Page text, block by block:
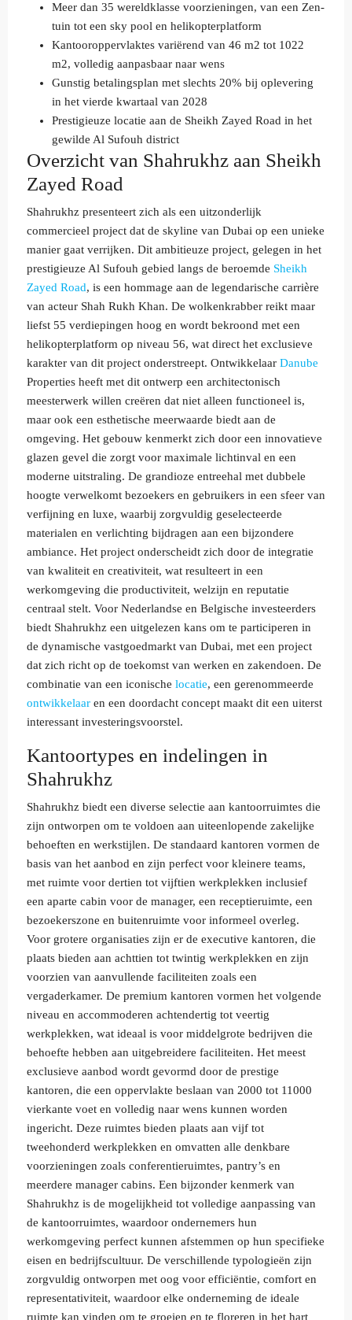
Meer dan 35 wereldklasse voorzieningen, van een Zen-
tuin tot een sky pool en helikopterplatform
Kantooroppervlaktes variërend van 46 m2 tot 1022
m2, volledig aanpasbaar naar wens
Gunstig betalingsplan met slechts 20% bij oplevering
in het vierde kwartaal van 2028
Prestigieuze locatie aan de Sheikh Zayed Road in het
gewilde Al Sufouh district
Overzicht van Shahrukhz aan Sheikh
Zayed Road
Shahrukhz presenteert zich als een uitzonderlijk
commercieel project dat de skyline van Dubai op een unieke
manier gaat verrijken. Dit ambitieuze project, gelegen in het
prestigieuze Al Sufouh gebied langs de beroemde Sheikh
Zayed Road, is een hommage aan de legendarische carrière
van acteur Shah Rukh Khan. De wolkenkrabber reikt maar
liefst 55 verdiepingen hoog en wordt bekroond met een
helikopterplatform op niveau 56, wat direct het exclusieve
karakter van dit project onderstreept. Ontwikkelaar Danube
Properties heeft met dit ontwerp een architectonisch
meesterwerk willen creëren dat niet alleen functioneel is,
maar ook een esthetische meerwaarde biedt aan de
omgeving. Het gebouw kenmerkt zich door een innovatieve
glazen gevel die zorgt voor maximale lichtinval en een
moderne uitstraling. De grandioze entreehal met dubbele
hoogte verwelkomt bezoekers en gebruikers in een sfeer van
verfijning en luxe, waarbij zorgvuldig geselecteerde
materialen en verlichting bijdragen aan een bijzondere
ambiance. Het project onderscheidt zich door de integratie
van kwaliteit en creativiteit, wat resulteert in een
werkomgeving die productiviteit, welzijn en reputatie
centraal stelt. Voor Nederlandse en Belgische investeerders
biedt Shahrukhz een uitgelezen kans om te participeren in
de dynamische vastgoedmarkt van Dubai, met een project
dat zich richt op de toekomst van werken en zakendoen. De
combinatie van een iconische locatie, een gerenommeerde
ontwikkelaar en een doordacht concept maakt dit een uiterst
interessant investeringsvoorstel.
Kantoortypes en indelingen in
Shahrukhz
Shahrukhz biedt een diverse selectie aan kantoorruimtes die
zijn ontworpen om te voldoen aan uiteenlopende zakelijke
behoeften en werkstijlen. De standaard kantoren vormen de
basis van het aanbod en zijn perfect voor kleinere teams,
met ruimte voor dertien tot vijftien werkplekken inclusief
een aparte cabin voor de manager, een receptieruimte, een
bezoekerszone en buitenruimte voor informeel overleg.
Voor grotere organisaties zijn er de executive kantoren, die
plaats bieden aan achttien tot twintig werkplekken en zijn
voorzien van aanvullende faciliteiten zoals een
vergaderkamer. De premium kantoren vormen het volgende
niveau en accommoderen achtendertig tot veertig
werkplekken, wat ideaal is voor middelgrote bedrijven die
behoefte hebben aan uitgebreidere faciliteiten. Het meest
exclusieve aanbod wordt gevormd door de prestige
kantoren, die een oppervlakte beslaan van 2000 tot 11000
vierkante voet en volledig naar wens kunnen worden
ingericht. Deze ruimtes bieden plaats aan vijf tot
tweehonderd werkplekken en omvatten alle denkbare
voorzieningen zoals conferentieruimtes, pantry’s en
meerdere manager cabins. Een bijzonder kenmerk van
Shahrukhz is de mogelijkheid tot volledige aanpassing van
de kantoorruimtes, waardoor ondernemers hun
werkomgeving perfect kunnen afstemmen op hun specifieke
eisen en bedrijfscultuur. De verschillende typologieën zijn
zorgvuldig ontworpen met oog voor efficiëntie, comfort en
representativiteit, waardoor elke onderneming de ideale
ruimte kan vinden om te groeien en te floreren in het hart